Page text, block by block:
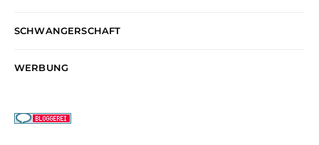
SCHWANGERSCHAFT
WERBUNG